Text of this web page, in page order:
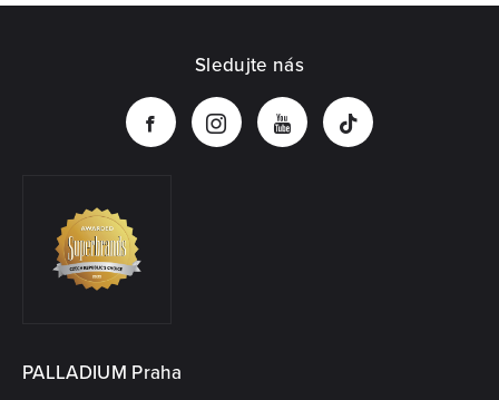
PALLADIUM Praha
Sledujte nás